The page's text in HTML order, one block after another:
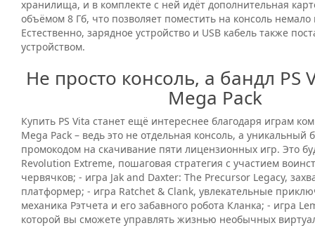
хранилища, и в комплекте с ней идёт дополнительная
объёмом 8 Гб, что позволяет поместить на консоль немало
Естественно, зарядное устройство и USB кабель также
устройством.
Не просто консоль, а бандл PS
Mega Pack
Купить PS Vita станет ещё интереснее благодаря играм
Mega Pack – ведь это не отдельная консоль, а уникальный
промокодом на скачивание пяти лицензионных игр. Это
Revolution Extreme, пошаговая стратегия с участием
червячков; - игра Jak and Daxter: The Precursor Legacy,
платформер; - игра Ratchet & Clank, увлекательные
механика Рэтчета и его забавного робота Кланка; - игра
которой вы сможете управлять жизнью необычных